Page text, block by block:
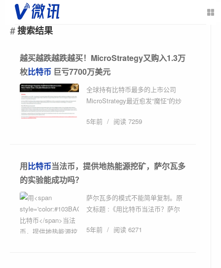
搜索结果
越买越跌越跌越买！MicroStrategy又购入1.3万
枚比特币 巨亏7700万美元
全球持有比特币最多的上市公司
MicroStrategy最近愈发“魔怔”的炒
显著影响。 这家企业软件公司周一
5年前 / 阅读 7259
用比特币当法币，提供地热能源挖矿，萨尔瓦多
的实验能成功吗？
萨尔瓦多的模式不能简单复制。原
文标题 :《用比特币当法币？萨尔
生在日前出席在迈阿密举行的比特
5年前 / 阅读 6271